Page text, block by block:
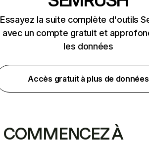
Essayez la suite complète d'outils
avec un compte gratuit et
les données
Accès gratuit à plus de données
COMMENCEZ À